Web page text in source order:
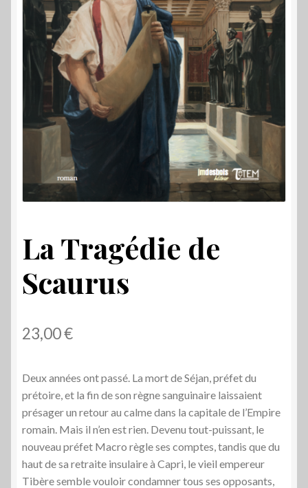
La Tragédie de
Scaurus
23,00€
Deux années ont passé. La mort de Séjan, préfet du
prétoire, et la fin de son règne sanguinaire laissaient
présager un retour au calme dans la capitale de l’Empire
romain. Mais il n’en est rien. Devenu tout-puissant, le
nouveau préfet Macro règle ses comptes, tandis que du
haut de sa retraite insulaire à Capri, le vieil empereur
Tibère semble vouloir condamner tous ses opposants,